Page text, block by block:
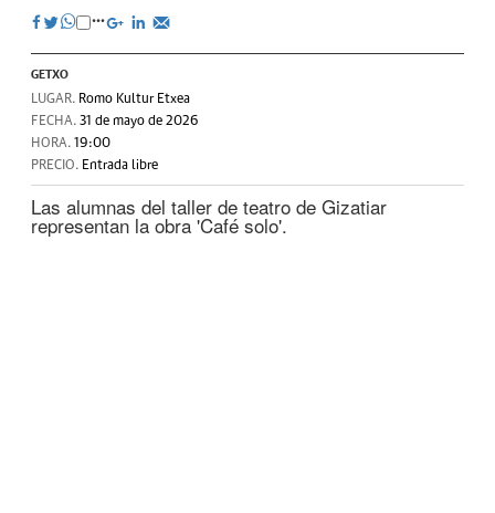
GETXO
LUGAR. Romo Kultur Etxea
FECHA. 31 de mayo de 2026
HORA. 19:00
PRECIO. Entrada libre
Las alumnas del taller de teatro de Gizatiar
representan la obra 'Café solo'.